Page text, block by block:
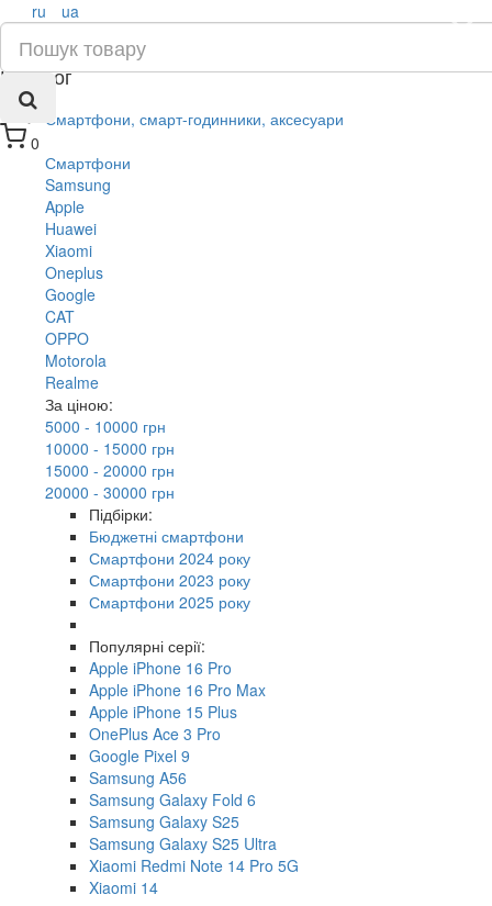
0
×
ru ua
Каталог
Смартфони, смарт-годинники, аксесуари
Смартфони
Samsung
Apple
Huawei
Xiaomi
Oneplus
Google
CAT
OPPO
Motorola
Realme
За ціною:
5000 - 10000 грн
10000 - 15000 грн
15000 - 20000 грн
20000 - 30000 грн
Підбірки:
Бюджетні смартфони
Смартфони 2024 року
Смартфони 2023 року
Смартфони 2025 року
Популярні серії:
Apple iPhone 16 Pro
Apple iPhone 16 Pro Max
Apple iPhone 15 Plus
OnePlus Ace 3 Pro
Google Pixel 9
Samsung A56
Samsung Galaxy Fold 6
Samsung Galaxy S25
Samsung Galaxy S25 Ultra
Xiaomi Redmi Note 14 Pro 5G
Xiaomi 14